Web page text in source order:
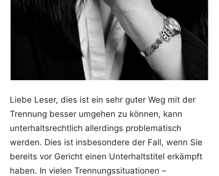
Liebe Leser, dies ist ein sehr guter Weg mit der
Trennung besser umgehen zu können, kann
unterhaltsrechtlich allerdings problematisch
werden. Dies ist insbesondere der Fall, wenn Sie
bereits vor Gericht einen Unterhaltstitel erkämpft
haben. In vielen Trennungssituationen –